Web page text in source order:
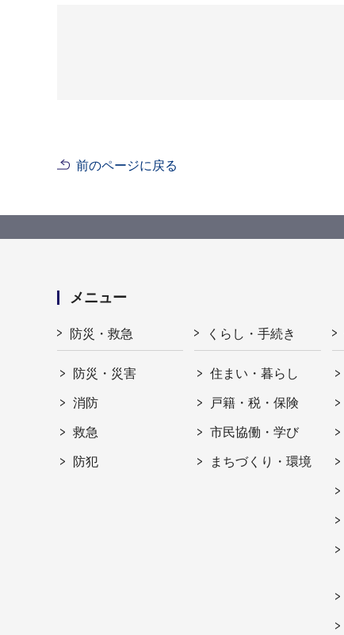
前のページに戻る
メニュー
防災・救急
防災・災害
消防
救急
防犯
くらし・手続き
住まい・暮らし
戸籍・税・保険
市民協働・学び
まちづくり・環境